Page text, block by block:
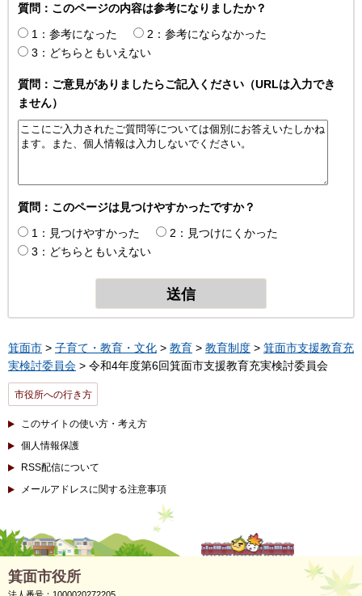
質問：このページの内容は参考になりましたか？
1：参考になった
2：参考にならなかった
3：どちらともいえない
質問：ご意見がありましたらご記入ください（URLは入力でき
ません）
質問：このページは見つけやすかったですか？
1：見つけやすかった
2：見つけにくかった
3：どちらともいえない
箕面市 > 子育て・教育・文化 > 教育 > 教育制度 > 箕面市支援教育充
実検討委員会 > 令和4年度第6回箕面市支援教育充実検討委員会
市役所への行き方
このサイトの使い方・考え方
個人情報保護
RSS配信について
メールアドレスに関する注意事項
箕面市役所